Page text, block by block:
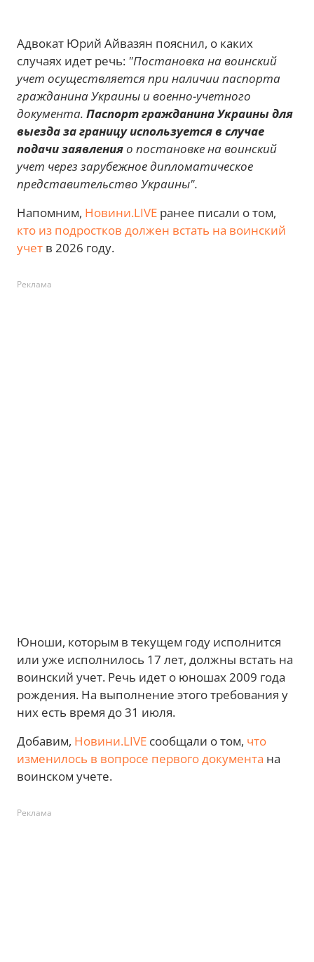
Адвокат Юрий Айвазян пояснил, о каких
случаях идет речь: "Постановка на воинский
учет осуществляется при наличии паспорта
гражданина Украины и военно-учетного
документа. Паспорт гражданина Украины для
выезда за границу используется в случае
подачи заявленияо постановке на воинский
учет через зарубежное дипломатическое
представительство Украины".
Напомним, Новини.LIVE ранее писали о том,
кто из подростков должен встать на воинский
учет в 2026 году.
Реклама
Юноши, которым в текущем году исполнится
или уже исполнилось 17 лет, должны встать на
воинский учет. Речь идет о юношах 2009 года
рождения. На выполнение этого требования у
них есть время до 31 июля.
Добавим, Новини.LIVE сообщали о том, что
изменилось в вопросе первого документа на
воинском учете.
Реклама